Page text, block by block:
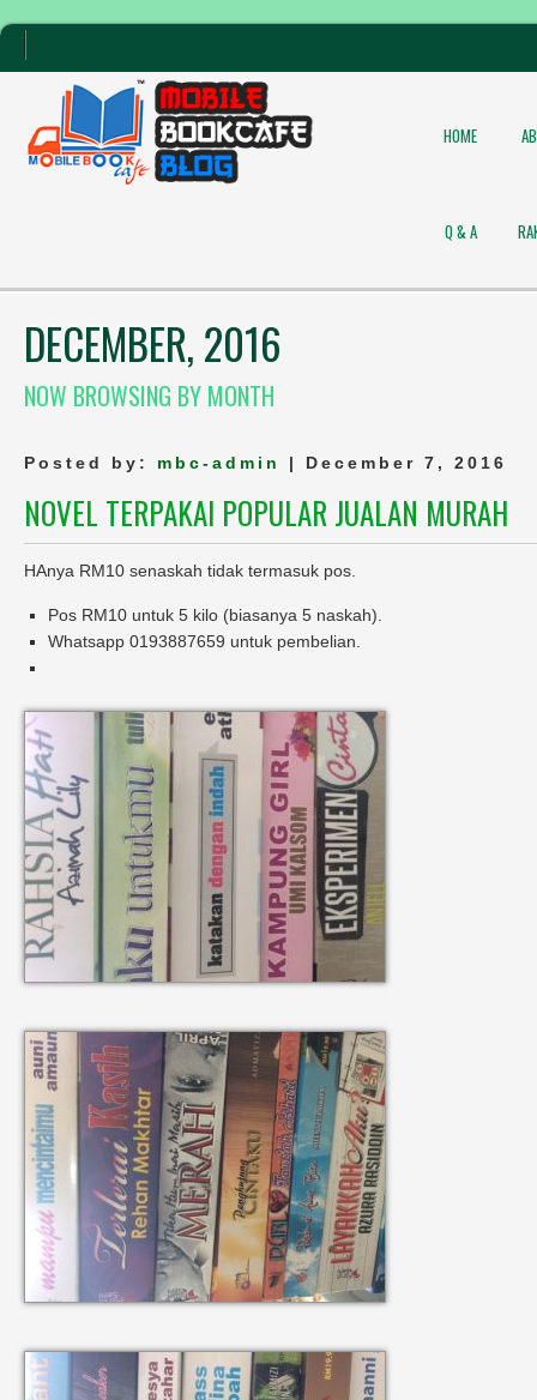
HOME
Q & A
DECEMBER, 2016
NOW BROWSING BY MONTH
Posted by: mbc-admin | December 7, 2016
NOVEL TERPAKAI POPULAR JUALAN MURAH
HAnya RM10 senaskah tidak termasuk pos.
Pos RM10 untuk 5 kilo (biasanya 5 naskah).
Whatsapp 0193887659 untuk pembelian.